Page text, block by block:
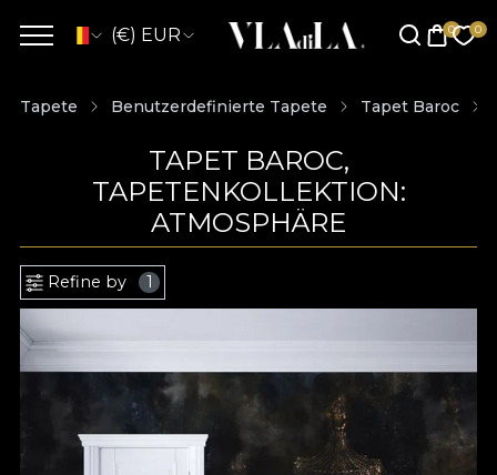
(€) EUR
Tapete Benutzerdefinierte Tapete Tapet Baroc
TAPET BAROC,
TAPETENKOLLEKTION:
ATMOSPHÄRE
Refine by 1